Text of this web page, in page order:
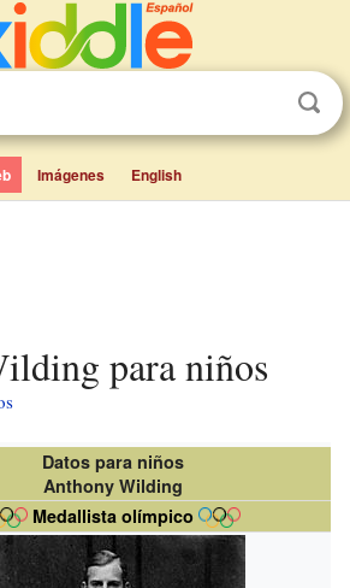
Imágenes English
para niños
Datos para niños
Anthony Wilding
Medallista olímpico